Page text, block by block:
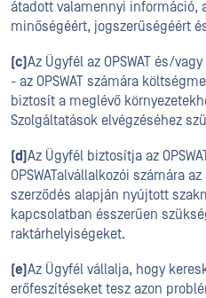
átadott valamennyi információ,
minőségéért, jogszerűségéért
(c)Az Ügyfél az OPSWAT és/
- az OPSWAT számára
biztosít a meglévő
Szolgáltatások elvégzéséhez
(d)Az Ügyfél biztosítja az
OPSWATalvállalkozói számára az
szerződés alapján nyújtott
kapcsolatban ésszerűen
raktárhelyiségeket.
(e)Az Ügyfél vállalja, hogy
erőfeszítéseket tesz azon